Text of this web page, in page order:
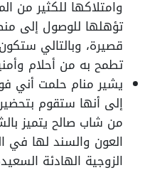
وامتلاكها للكثير من
تؤهلها للوصول إلى
قصيرة، وبالتالي
تطمح به من أحلام
يشير منام حلمت أني
إلى أنها ستقوم
من شاب صالح يتميز
العون والسند لها في
الزوجية الهادئة